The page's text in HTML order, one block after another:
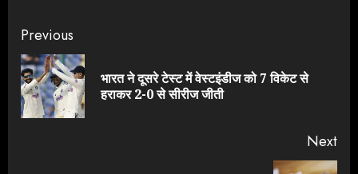
Continue
Reading
Previous
भारत ने दूसरे टेस्ट में वेस्टइंडीज को 7 विकेट से
हराकर 2-0 से सीरीज जीती
Next